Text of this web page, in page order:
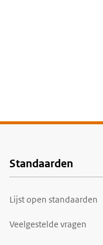
Voet
Standaarden
Lijst open standaarden
Veelgestelde vragen